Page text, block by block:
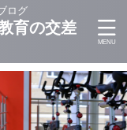
ログ
育の交差